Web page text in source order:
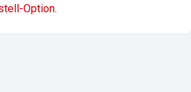
Option.